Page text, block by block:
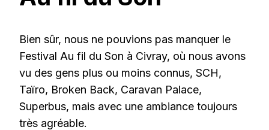
Bien sûr, nous ne pouvions pas manquer le
Festival Au fil du Son à Civray, où nous avons
vu des gens plus ou moins connus, SCH,
Taïro, Broken Back, Caravan Palace,
Superbus, mais avec une ambiance toujours
très agréable.